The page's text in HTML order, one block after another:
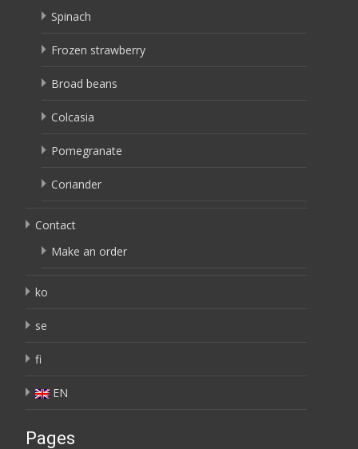
Spinach
Frozen strawberry
Broad beans
Colcasia
Pomegranate
Coriander
Contact
Make an order
ko
se
fi
EN
Pages